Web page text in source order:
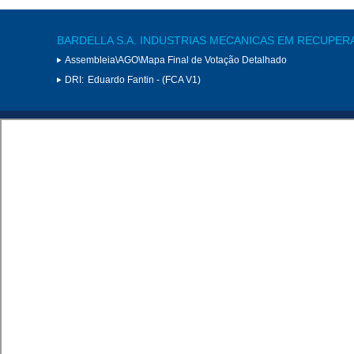
BARDELLA S.A. INDUSTRIAS MECANICAS EM
Assembleia\AGO\Mapa Final de Votação Detalhado
DRI: Eduardo Fantin - (FCA V1)